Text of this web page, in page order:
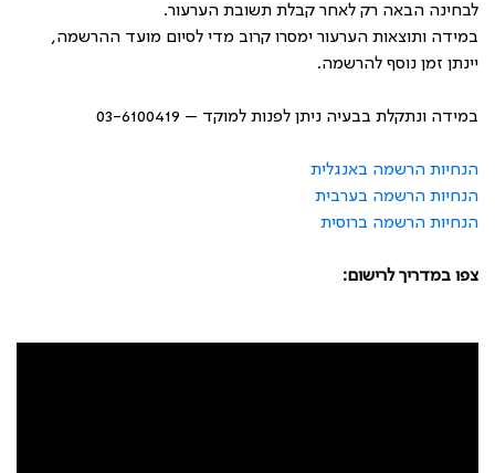
לבחינה הבאה רק לאחר קבלת תשובת הערעור.
במידה ותוצאות הערעור ימסרו קרוב מדי לסיום מועד ההרשמה,
יינתן זמן נוסף להרשמה.
במידה ונתקלת בבעיה ניתן לפנות למוקד – 03-6100419
הנחיות הרשמה באנגלית
הנחיות הרשמה בערבית
הנחיות הרשמה ברוסית
צפו במדריך לרישום: